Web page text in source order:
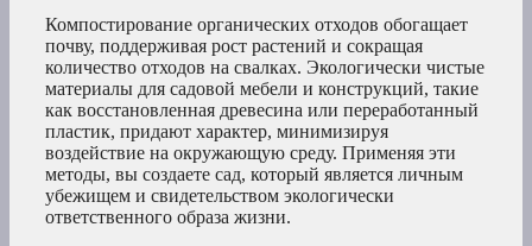
Компостирование органических отходов обогащает
почву, поддерживая рост растений и сокращая
количество отходов на свалках. Экологически чистые
материалы для садовой мебели и конструкций, такие
как восстановленная древесина или переработанный
пластик, придают характер, минимизируя
воздействие на окружающую среду. Применяя эти
методы, вы создаете сад, который является личным
убежищем и свидетельством экологически
ответственного образа жизни.